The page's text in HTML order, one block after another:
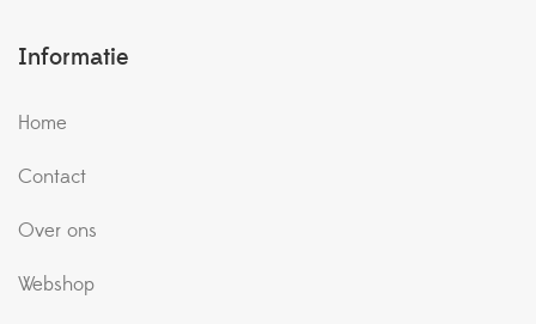
Informatie
Home
Contact
Over ons
Webshop